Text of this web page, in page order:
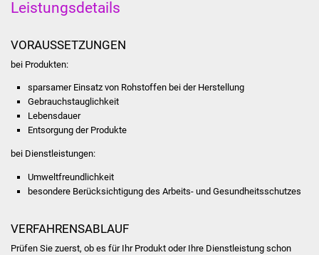
Ortsentwicklung
Was erledige ich wo
Leistungsdetails
VORAUSSETZUNGEN
bei Produkten:
sparsamer Einsatz von Rohstoffen bei der Herstellung
Gebrauchstauglichkeit
Lebensdauer
Entsorgung der Produkte
bei Dienstleistungen:
Umweltfreundlichkeit
besondere Berücksichtigung des Arbeits- und Gesundheitsschutzes
VERFAHRENSABLAUF
Prüfen Sie zuerst, ob es für Ihr Produkt oder Ihre Dienstleistung schon